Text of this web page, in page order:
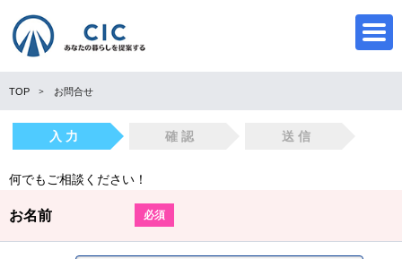
CIC
TOP お問合せ
入 力 確 認 送 信
何でもご相談ください！
お名前 必須